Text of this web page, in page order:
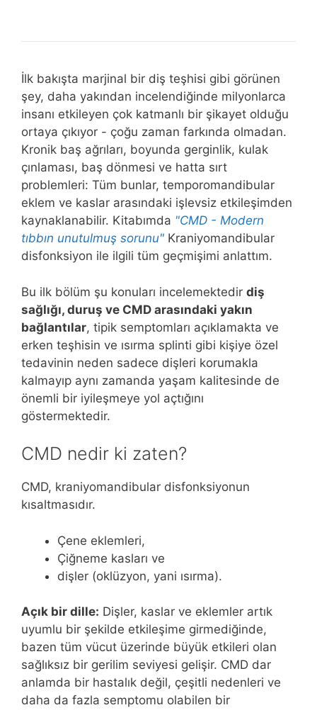
bir
ve
-
stres
vücudumuzu
nasıl
kontrol
eder?
İlk bakışta marjinal bir diş teşhisi gibi görünen
şey, daha yakından incelendiğinde milyonlarca
insanı etkileyen çok katmanlı bir şikayet olduğu
ortaya çıkıyor - çoğu zaman farkında olmadan.
Kronik baş ağrıları, boyunda gerginlik, kulak
çınlaması, baş dönmesi ve hatta sırt
problemleri: Tüm bunlar, temporomandibular
eklem ve kaslar arasındaki işlevsiz etkileşimden
kaynaklanabilir. Kitabımda "CMD - Modern
tıbbın unutulmuş sorunu" Kraniyomandibular
disfonksiyon ile ilgili tüm geçmişimi anlattım.
Bu ilk bölüm şu konuları incelemektedir diş
sağlığı, duruş ve CMD arasındaki yakın
bağlantılar, tipik semptomları açıklamakta ve
erken teşhisin ve ısırma splinti gibi kişiye özel
tedavinin neden sadece dişleri korumakla
kalmayıp aynı zamanda yaşam kalitesinde de
önemli bir iyileşmeye yol açtığını
göstermektedir.
CMD nedir ki zaten?
CMD, kraniyomandibular disfonksiyonun
kısaltmasıdır.
Çene eklemleri,
Çiğneme kasları ve
dişler (oklüzyon, yani ısırma).
Açık bir dille: Dişler, kaslar ve eklemler artık
uyumlu bir şekilde etkileşime girmediğinde,
bazen tüm vücut üzerinde büyük etkileri olan
sağlıksız bir gerilim seviyesi gelişir. CMD dar
anlamda bir hastalık değil, çeşitli nedenleri ve
daha da fazla semptomu olabilen bir